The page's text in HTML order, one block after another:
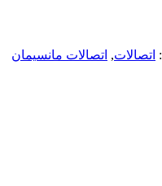
اتصالات, اتصالات مانسیمان